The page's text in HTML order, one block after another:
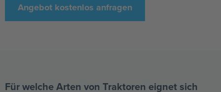
Angebot kostenlos anfragen
Für welche Arten von Traktoren eignet sich